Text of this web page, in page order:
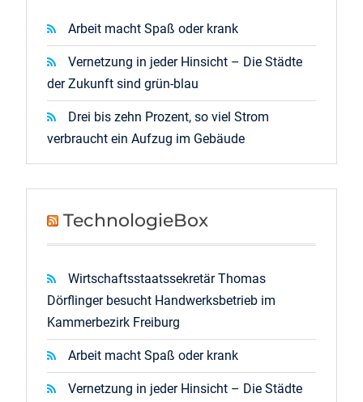
Arbeit macht Spaß oder krank
Vernetzung in jeder Hinsicht – Die Städte
der Zukunft sind grün-blau
Drei bis zehn Prozent, so viel Strom
verbraucht ein Aufzug im Gebäude
TechnologieBox
Wirtschaftsstaatssekretär Thomas
Dörflinger besucht Handwerksbetrieb im
Kammerbezirk Freiburg
Arbeit macht Spaß oder krank
Vernetzung in jeder Hinsicht – Die Städte